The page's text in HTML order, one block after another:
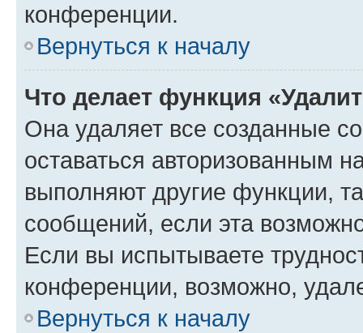
конференции.
Вернуться к началу
Что делает функция
Она удаляет все созданные
оставаться авторизованным
выполняют другие функции,
сообщений, если эта
Если вы испытываете
конференции, возможно,
Вернуться к началу